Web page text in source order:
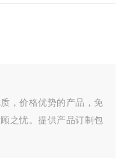
，价格优势的产品，免
之忧。提供产品订制包